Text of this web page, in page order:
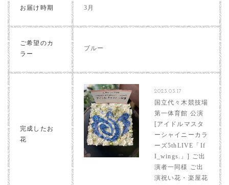
お届け時期 3月
ご希望のカ
ラー
ブルー
完成したお
花
2023.03.17
国立代々木競技場
第一体育館 公演
[アイドルマスタ
ーシャイニーカラ
ーズ5thLIVE「If
I_wings.」] ご出
演者一同様 ご出
演祝い花・楽屋花